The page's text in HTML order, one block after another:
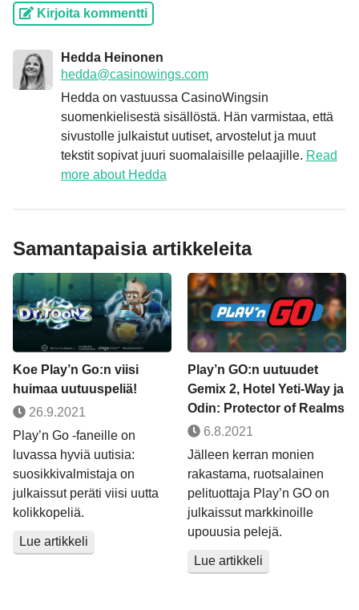
Kirjoita kommentti
Hedda Heinonen
hedda@casinowings.com
Hedda on vastuussa CasinoWingsin
suomenkielisestä sisällöstä. Hän varmistaa, että
sivustolle julkaistut uutiset, arvostelut ja muut
tekstit sopivat juuri suomalaisille pelaajille. Read
more about Hedda
Samantapaisia artikkeleita
Koe Play’n Go:n viisi
huimaa uutuuspeliä!
26.9.2021
Play’n Go -faneille on
luvassa hyviä uutisia:
suosikkivalmistaja on
julkaissut peräti viisi uutta
kolikkopeliä.
Lue artikkeli
Play’n GO:n uutuudet
Gemix 2, Hotel Yeti-Way ja
Odin: Protector of Realms
6.8.2021
Jälleen kerran monien
rakastama, ruotsalainen
pelituottaja Play’n GO on
julkaissut markkinoille
upouusia pelejä.
Lue artikkeli